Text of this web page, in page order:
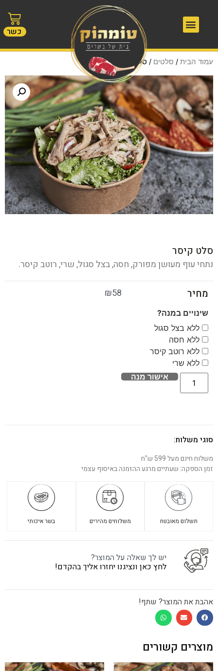
כשר
עמוד הבית / סלטים / סלט קיסר
סלט קיסר
נתחי עוף מעושן מפורק, חסה, בצל סגול, שרי, רוטב קיסר.
מחיר ₪58
שינויים במנה?
ללא בצל סגול
ללא חסה
ללא רוטב קיסר
ללא שרי
אישור מנה
סוגי משלוח:
משלוח חינם מעל 599 ש"ח
זמן הספקה: שעתיים מרגע ההזמנה באיסוף עצמי
תשלום מאובטח משלוחים מהירים בשר איכותי
יש לך שאלה על המוצר?
לחץ כאן ונציגנו יחזרו אליך בהקדם!
אהבת את המוצר? שתף!
מוצרים קשורים